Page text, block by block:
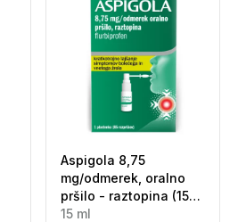
Aspigola 8,75
mg/odmerek, oralno
pršilo - raztopina (15
ml)
15 ml